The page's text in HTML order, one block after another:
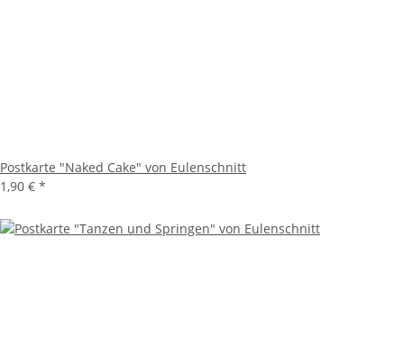
Postkarte "Naked Cake" von Eulenschnitt
1,90 € *